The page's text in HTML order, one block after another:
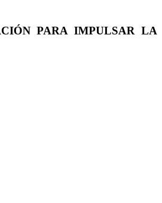
PARA IMPULSAR LA